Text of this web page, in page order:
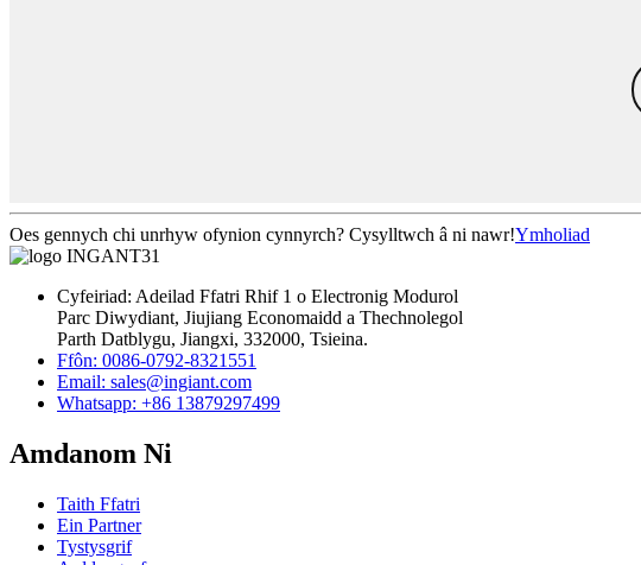
Oes gennych chi unrhyw ofynion cynnyrch? Cysylltwch â ni nawr!Ymholiad
Cyfeiriad: Adeilad Ffatri Rhif 1 o Electronig Modurol
Parc Diwydiant, Jiujiang Economaidd a Thechnolegol
Parth Datblygu, Jiangxi, 332000, Tsieina.
Ffôn: 0086-0792-8321551
Email: sales@ingiant.com
Whatsapp: +86 13879297499
Amdanom Ni
Taith Ffatri
Ein Partner
Tystysgrif